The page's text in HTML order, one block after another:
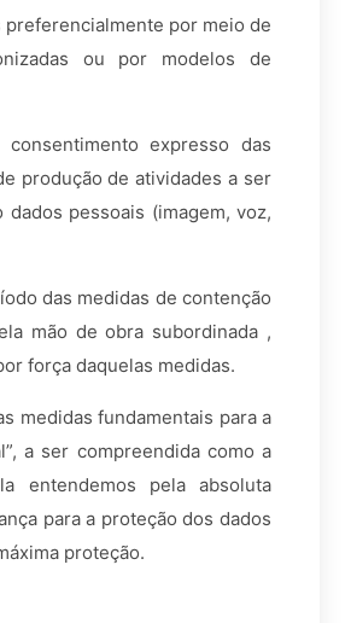
por meio de
ou por modelos de
expresso das
produção de atividades a ser
pessoais (imagem, voz,
das medidas de contenção
mão de obra subordinada ,
força daquelas medidas.
medidas fundamentais para a
a ser compreendida como a
entendemos pela absoluta
para a proteção dos dados
proteção.